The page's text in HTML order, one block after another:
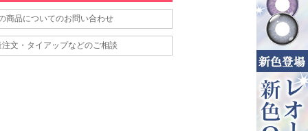
商品についてのお問い合わせ
注文・タイアップなどのご相談